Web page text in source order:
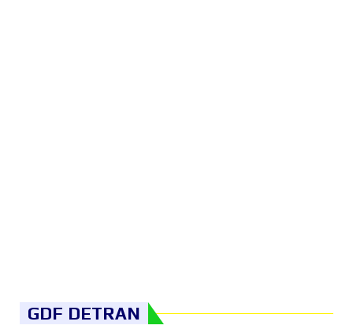
GDF DETRAN